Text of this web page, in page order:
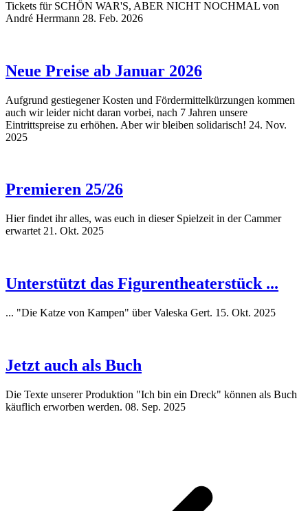
Tickets für SCHÖN WAR'S, ABER NICHT NOCHMAL von
André Herrmann 28. Feb. 2026
Neue Preise ab Januar 2026
Aufgrund gestiegener Kosten und Fördermittelkürzungen kommen
auch wir leider nicht daran vorbei, nach 7 Jahren unsere
Eintrittspreise zu erhöhen. Aber wir bleiben solidarisch! 24. Nov.
2025
Premieren 25/26
Hier findet ihr alles, was euch in dieser Spielzeit in der Cammer
erwartet 21. Okt. 2025
Unterstützt das Figurentheaterstück ...
... "Die Katze von Kampen" über Valeska Gert. 15. Okt. 2025
Jetzt auch als Buch
Die Texte unserer Produktion "Ich bin ein Dreck" können als Buch
käuflich erworben werden. 08. Sep. 2025